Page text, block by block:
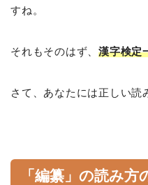
すね。
それもそのはず、漢字検定
さて、あなたには正しい読
「編纂」の読み